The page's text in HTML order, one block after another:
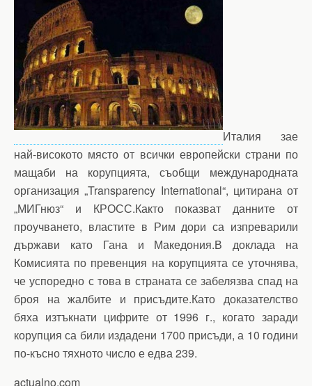
Италия зае
най-високото място от всички европейски страни по
мащаби на корупцията, съобщи международната
организация „Transparency International“, цитирана от
„МИГнюз“ и КРОСС.Както показват данните от
проучването, властите в Рим дори са изпреварили
държави като Гана и Македония.В доклада на
Комисията по превенция на корупцията се уточнява,
че успоредно с това в страната се забелязва спад на
броя на жалбите и присъдите.Като доказателство
бяха изтъкнати цифрите от 1996 г., когато заради
корупция са били издадени 1700 присъди, а 10 години
по-късно тяхното число е едва 239.
actualno.com